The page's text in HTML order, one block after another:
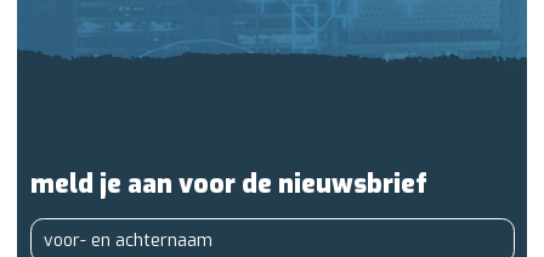
meld je aan voor de nieuwsbrief